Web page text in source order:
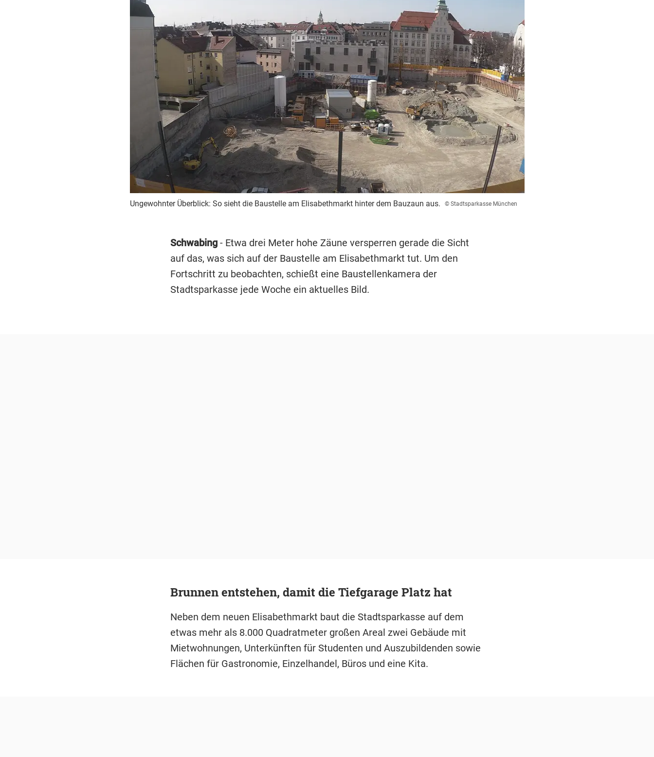
Ungewohnter Überblick: So sieht die Baustelle am Elisabethmarkt hinter dem Bauzaun aus. © Stadtsparkasse München
Schwabing- Etwa drei Meter hohe Zäune versperren gerade die Sicht
auf das, was sich auf der Baustelle am Elisabethmarkt tut. Um den
Fortschritt zu beobachten, schießt eine Baustellenkamera der
Stadtsparkasse jede Woche ein aktuelles Bild.
Brunnen entstehen, damit die Tiefgarage Platz hat
Neben dem neuen Elisabethmarkt baut die Stadtsparkasse auf dem
etwas mehr als 8.000 Quadratmeter großen Areal zwei Gebäude mit
Mietwohnungen, Unterkünften für Studenten und Auszubildenden sowie
Flächen für Gastronomie, Einzelhandel, Büros und eine Kita.